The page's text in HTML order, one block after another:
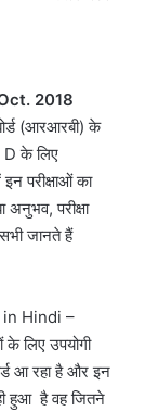
2018
(आरआरबी) के
D के लिए
परीक्षाओं का
अनुभव, परीक्षा
जानते हैं
in Hindi –
लिए उपयोगी
आ रहा है और इन
हुआ है वह जितने